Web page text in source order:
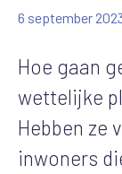
6 september
Hoe gaan
wettelijke
Hebben ze
inwoners